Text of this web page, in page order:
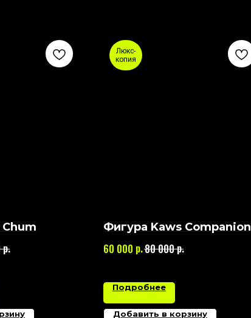
р.
Люкс-
копия
Фигура Kaws Companion
60 000 р.80 000р.
Подробнее
Добавить в корзину